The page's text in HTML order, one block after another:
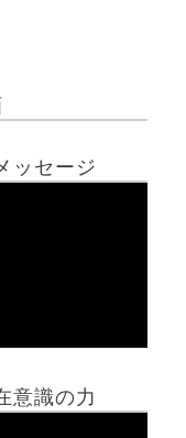
ッセージ
意識の力